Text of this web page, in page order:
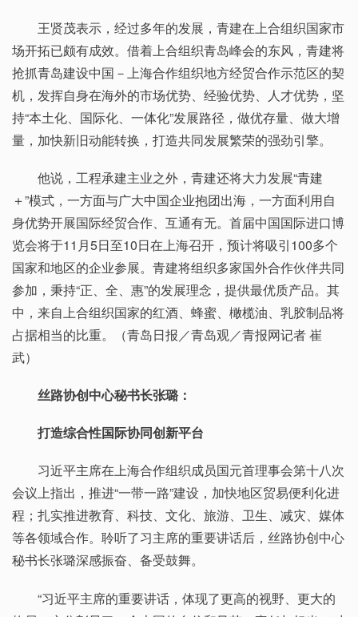
王贤茂表示，经过多年的发展，青建在上合组织国家市
场开拓已颇有成效。借着上合组织青岛峰会的东风，青建将
抢抓青岛建设中国－上海合作组织地方经贸合作示范区的契
机，发挥自身在海外的市场优势、经验优势、人才优势，坚
持“本土化、国际化、一体化”发展路径，做优存量、做大增
量，加快新旧动能转换，打造共同发展繁荣的强劲引擎。
他说，工程承建主业之外，青建还将大力发展“青建
＋”模式，一方面与广大中国企业抱团出海，一方面利用自
身优势开展国际经贸合作、互通有无。首届中国国际进口博
览会将于11月5日至10日在上海召开，预计将吸引100多个
国家和地区的企业参展。青建将组织多家国外合作伙伴共同
参加，秉持“正、全、惠”的发展理念，提供最优质产品。其
中，来自上合组织国家的红酒、蜂蜜、橄榄油、乳胶制品将
占据相当的比重。（青岛日报／青岛观／青报网记者 崔
武）
丝路协创中心秘书长张璐：
打造综合性国际协同创新平台
习近平主席在上海合作组织成员国元首理事会第十八次
会议上指出，推进“一带一路”建设，加快地区贸易便利化进
程；扎实推进教育、科技、文化、旅游、卫生、减灾、媒体
等各领域合作。聆听了习主席的重要讲话后，丝路协创中心
秘书长张璐深感振奋、备受鼓舞。
“习近平主席的重要讲话，体现了更高的视野、更大的